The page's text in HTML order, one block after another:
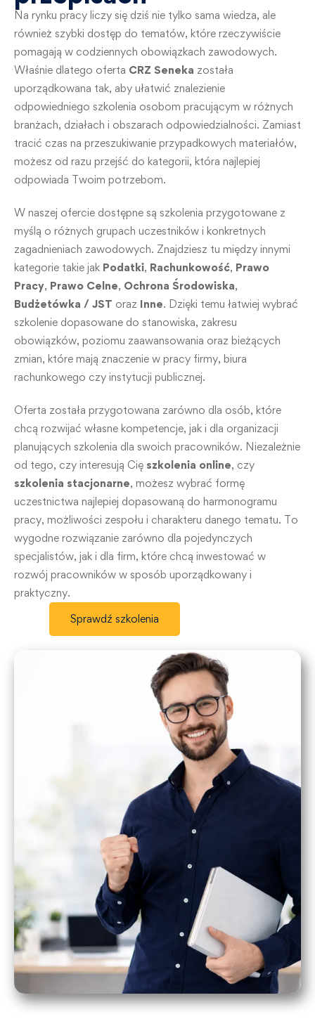
Na rynku pracy liczy się dziś nie tylko sama wiedza, ale
również szybki dostęp do tematów, które rzeczywiście
pomagają w codziennych obowiązkach zawodowych.
Właśnie dlatego oferta CRZ Seneka została
uporządkowana tak, aby ułatwić znalezienie
odpowiedniego szkolenia osobom pracującym w różnych
branżach, działach i obszarach odpowiedzialności. Zamiast
tracić czas na przeszukiwanie przypadkowych materiałów,
możesz od razu przejść do kategorii, która najlepiej
odpowiada Twoim potrzebom.
W naszej ofercie dostępne są szkolenia przygotowane z
myślą o różnych grupach uczestników i konkretnych
zagadnieniach zawodowych. Znajdziesz tu między innymi
kategorie takie jak Podatki, Rachunkowość, Prawo
Pracy, Prawo Celne, Ochrona Środowiska,
Budżetówka / JST oraz Inne. Dzięki temu łatwiej wybrać
szkolenie dopasowane do stanowiska, zakresu
obowiązków, poziomu zaawansowania oraz bieżących
zmian, które mają znaczenie w pracy firmy, biura
rachunkowego czy instytucji publicznej.
Oferta została przygotowana zarówno dla osób, które
chcą rozwijać własne kompetencje, jak i dla organizacji
planujących szkolenia dla swoich pracowników. Niezależnie
od tego, czy interesują Cię szkolenia online, czy
szkolenia stacjonarne, możesz wybrać formę
uczestnictwa najlepiej dopasowaną do harmonogramu
pracy, możliwości zespołu i charakteru danego tematu. To
wygodne rozwiązanie zarówno dla pojedynczych
specjalistów, jak i dla firm, które chcą inwestować w
rozwój pracowników w sposób uporządkowany i
praktyczny.
Sprawdź szkolenia